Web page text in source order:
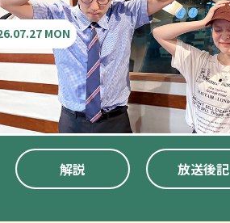
MON
解説 放送後記